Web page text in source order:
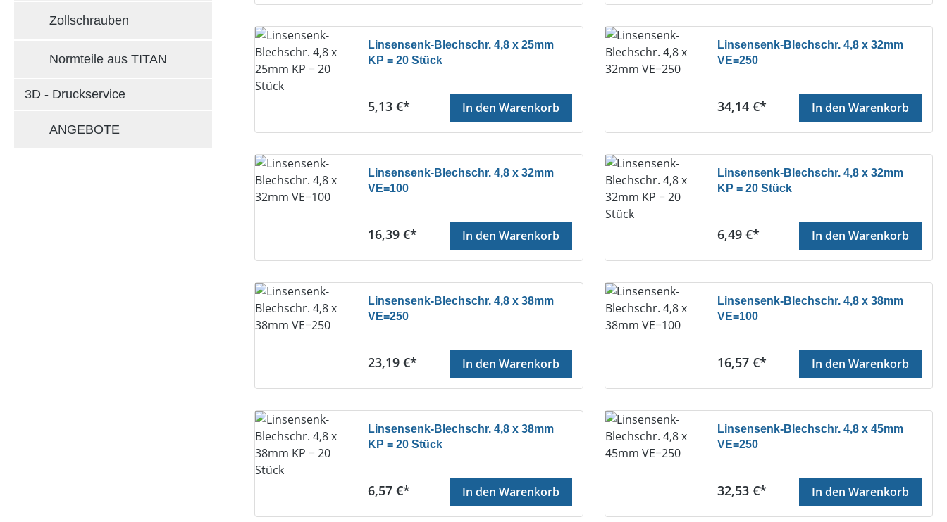
Zollschrauben
Normteile aus TITAN
3D - Druckservice
ANGEBOTE
Linsensenk-Blechschr. 4,8 x 25mm
KP = 20 Stück
Regulärer Preis:
5,13 €* In den Warenkorb
Linsensenk-Blechschr. 4,8 x 32mm
VE=250
Regulärer Preis:
34,14 €* In den Warenkorb
Linsensenk-Blechschr. 4,8 x 32mm
VE=100
Regulärer Preis:
16,39 €* In den Warenkorb
Linsensenk-Blechschr. 4,8 x 32mm
KP = 20 Stück
Regulärer Preis:
6,49 €* In den Warenkorb
Linsensenk-Blechschr. 4,8 x 38mm
VE=250
Regulärer Preis:
23,19 €* In den Warenkorb
Linsensenk-Blechschr. 4,8 x 38mm
VE=100
Regulärer Preis:
16,57 €* In den Warenkorb
Linsensenk-Blechschr. 4,8 x 38mm
KP = 20 Stück
Regulärer Preis:
6,57 €* In den Warenkorb
Linsensenk-Blechschr. 4,8 x 45mm
VE=250
Regulärer Preis:
32,53 €* In den Warenkorb